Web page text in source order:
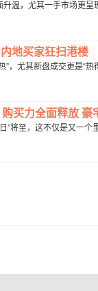
温，尤其一手市场更
地买家狂扫港楼
”，尤其新盘成交更是“
买力全面释放 豪
”将至，这不仅是又一